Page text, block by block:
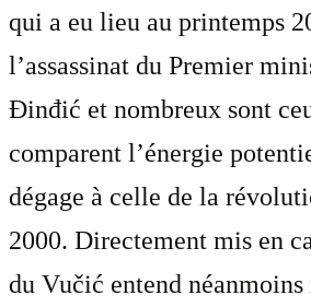
qui a eu lieu au printemps
l’assassinat du Premier
Đinđić et nombreux sont
comparent l’énergie
dégage à celle de la
2000. Directement mis en
du Vučić entend